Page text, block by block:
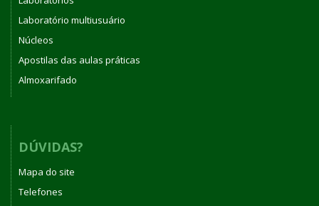
Laboratório multiusuário
Núcleos
Apostilas das aulas práticas
Almoxarifado
DÚVIDAS?
Mapa do site
Telefones